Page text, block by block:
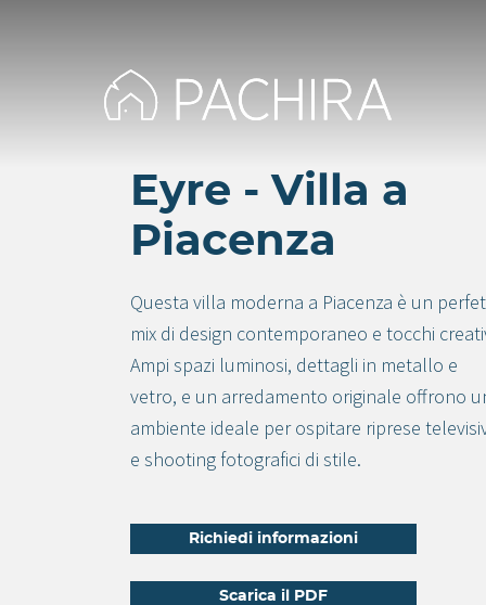
Eyre - Villa a
Piacenza
Questa villa moderna a Piacenza è un
mix di design contemporaneo e tocchi
Ampi spazi luminosi, dettagli in metallo e
vetro, e un arredamento originale offrono
ambiente ideale per ospitare riprese
e shooting fotografici di stile.
Richiedi informazioni
Scarica il PDF